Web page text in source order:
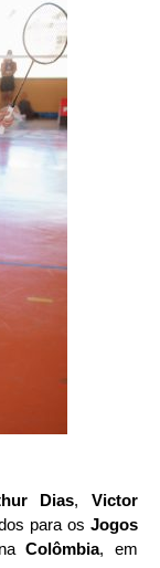
Dias,Victor
para os Jogos
Colômbia, em